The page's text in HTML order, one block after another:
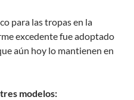
para las tropas en la
excedente fue adoptado
aún hoy lo mantienen en
modelos: